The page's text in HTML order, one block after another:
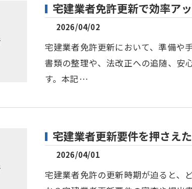
宅建業者免許更新で効率ア
2026/04/02
宅建業者免許更新において、準備や
書類の整理や、法改正への追随、安
す。本記…
宅建業者更新要件を押さえ
2026/04/01
宅建業者免許の更新時期が迫ると、